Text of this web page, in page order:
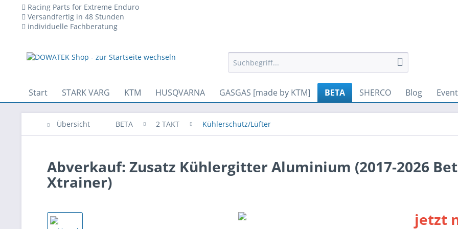
Racing Parts for Extreme Enduro
Versandfertig in 48 Stunden
individuelle Fachberatung
Start STARK VARG KTM HUSQVARNA GASGAS [made by KTM] BETA SHERCO Blog
Übersicht BETA 2 TAKT Kühlerschutz/Lüfter
technischen Betrieb der Website erforderlich sind und stets gesetzt werden. Andere Cookies, die den Komfort bei
Abverkauf: Zusatz Kühlergitter Aluminium (2017-2026
Xtrainer)
jetzt